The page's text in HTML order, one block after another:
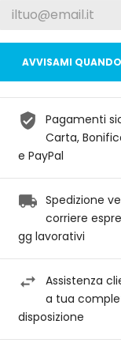
AVVISAMI
Pagamenti
Carta,
e PayPal
Spedizione
corriere
gg lavorativi
Assistenza
a tua
disposizione